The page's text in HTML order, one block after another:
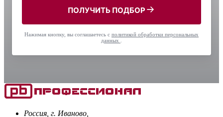
ПОЛУЧИТЬ ПОДБОР
Нажимая кнопку, вы соглашаетесь с политикой обработки персональных
данных
Россия, г. Иваново,